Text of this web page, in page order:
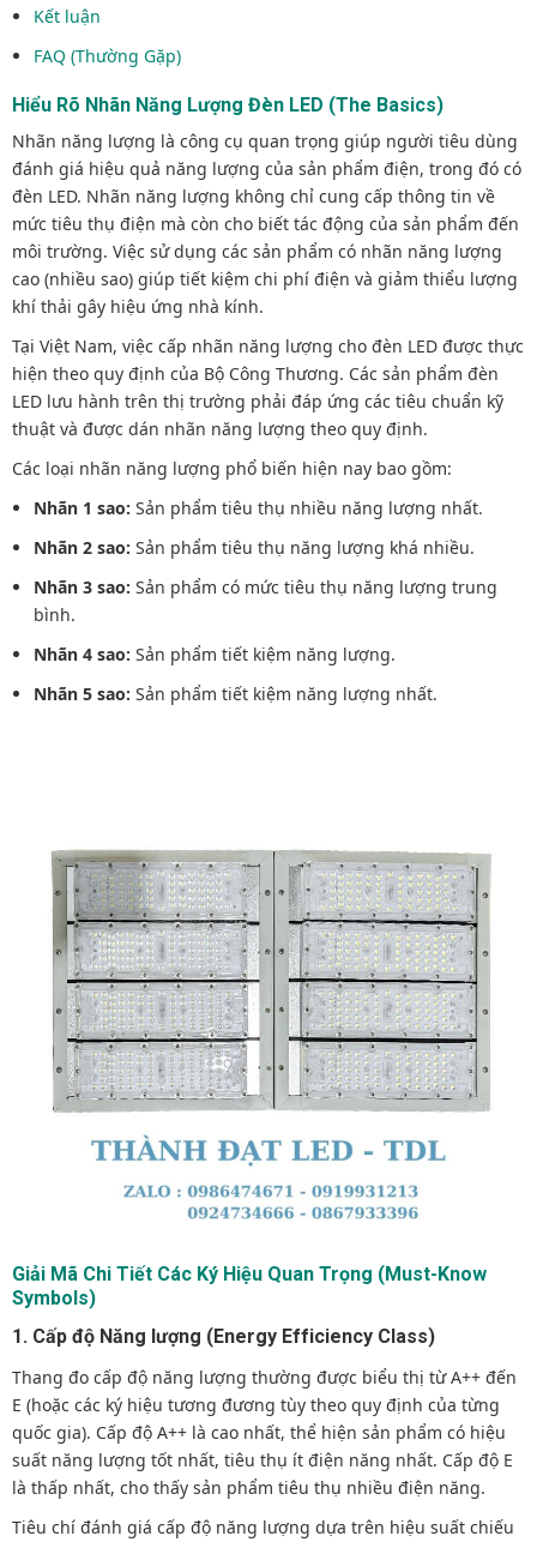
Kết luận
FAQ (Thường Gặp)
Hiểu Rõ Nhãn Năng Lượng Đèn LED (The Basics)
Nhãn năng lượng là công cụ quan trọng giúp người tiêu dùng
đánh giá hiệu quả năng lượng của sản phẩm điện, trong đó có
đèn LED. Nhãn năng lượng không chỉ cung cấp thông tin về
mức tiêu thụ điện mà còn cho biết tác động của sản phẩm đến
môi trường. Việc sử dụng các sản phẩm có nhãn năng lượng
cao (nhiều sao) giúp tiết kiệm chi phí điện và giảm thiểu lượng
khí thải gây hiệu ứng nhà kính.
Tại Việt Nam, việc cấp nhãn năng lượng cho đèn LED được thực
hiện theo quy định của Bộ Công Thương. Các sản phẩm đèn
LED lưu hành trên thị trường phải đáp ứng các tiêu chuẩn kỹ
thuật và được dán nhãn năng lượng theo quy định.
Các loại nhãn năng lượng phổ biến hiện nay bao gồm:
Nhãn 1 sao: Sản phẩm tiêu thụ nhiều năng lượng nhất.
Nhãn 2 sao: Sản phẩm tiêu thụ năng lượng khá nhiều.
Nhãn 3 sao: Sản phẩm có mức tiêu thụ năng lượng trung
bình.
Nhãn 4 sao: Sản phẩm tiết kiệm năng lượng.
Nhãn 5 sao: Sản phẩm tiết kiệm năng lượng nhất.
Giải Mã Chi Tiết Các Ký Hiệu Quan Trọng (Must-Know
Symbols)
1. Cấp độ Năng lượng (Energy Efficiency Class)
Thang đo cấp độ năng lượng thường được biểu thị từ A++ đến
E (hoặc các ký hiệu tương đương tùy theo quy định của từng
quốc gia). Cấp độ A++ là cao nhất, thể hiện sản phẩm có hiệu
suất năng lượng tốt nhất, tiêu thụ ít điện năng nhất. Cấp độ E
là thấp nhất, cho thấy sản phẩm tiêu thụ nhiều điện năng.
Tiêu chí đánh giá cấp độ năng lượng dựa trên hiệu suất chiếu